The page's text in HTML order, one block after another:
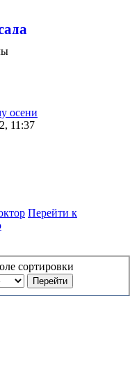
осени
11:37
Перейти к
сортировки